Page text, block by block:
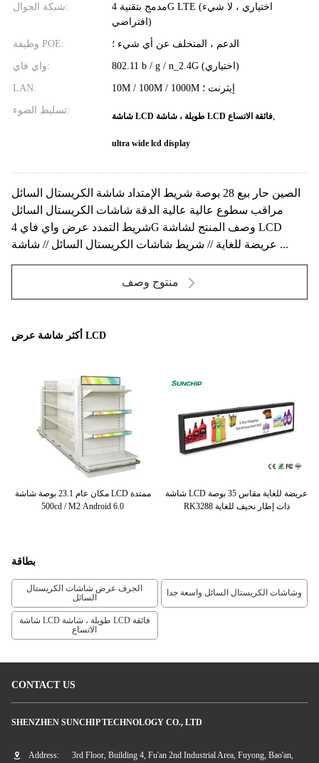
شبكة الجوال:
مدمج بتقنية 4G LTE (اختياري ، لا شيء
افتراضي)
وظيفة POE: الدعم ، المتخلف عن أي شيء ؛
واي فاي: 802.11 b / g / n_2.4G (اختياري)
LAN: 10M / 100M / 1000M إيثرنت ؛
تسليط الضوء:
شاشة LCD طويلة ، شاشة LCD فائقة الاتساع,
ultra wide lcd display
الصين حار بيع 28 بوصة شريط الإمتداد شاشة الكريستال السائل
مراقب سطوع عالية عالية الدقة شاشات الكريستال السائل
شريط التمدد عرض واي فاي 4G وصف المنتج لشاشة LCD
عريضة للغاية // شريط شاشات الكريستال السائل // شاشة ...
منتوج وصف
أكثر شاشة عرض LCD
مكان عام 23.1 بوصة شاشة LCD ممتدة
500cd / M2 Android 6.0
شاشة LCD عريضة للغاية مقاس 35 بوصة
RK3288 ذات إطار نحيف للغاية
بطاقة
الجرف عرض شاشات الكريستال
السائل
وشاشات الكريستال السائل واسعة جدا
شاشة LCD طويلة ، شاشة LCD فائقة
الاتساع
CONTACT US
SHENZHEN SUNCHIP TECHNOLOGY CO., LTD
Address: 3rd Floor, Building 4, Fu'an 2nd Industrial Area, Fuyong, Bao'an,